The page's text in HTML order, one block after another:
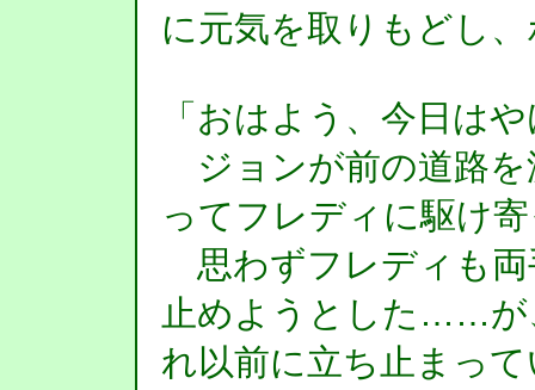
に元気を取りもどし
「おはよう、今日は
ジョンが前の道路を
ってフレディに駆け
思わずフレディも両
止めようとした……が
れ以前に立ち止まっ